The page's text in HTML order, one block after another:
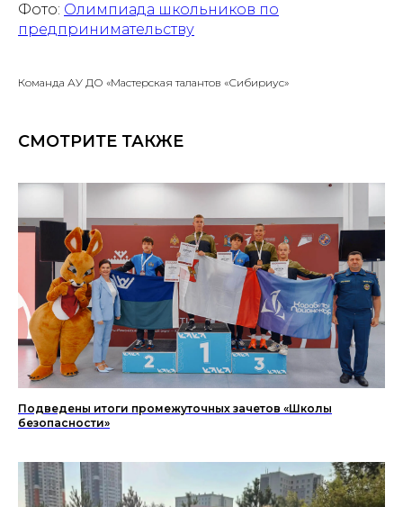
Фото: Олимпиада школьников по
предпринимательству
Команда АУ ДО «Мастерская талантов «Сибириус»
СМОТРИТЕ ТАКЖЕ
Подведены итоги промежуточных зачетов «Школы
безопасности»